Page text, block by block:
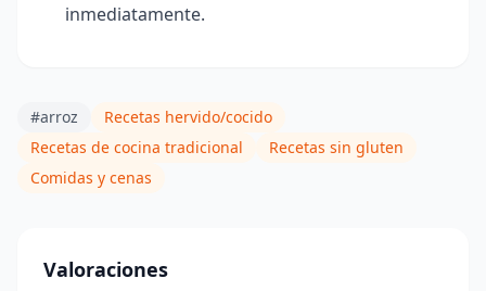
inmediatamente.
#arroz
Recetas hervido/cocido
Recetas de cocina tradicional
Recetas sin gluten
Comidas y cenas
Valoraciones